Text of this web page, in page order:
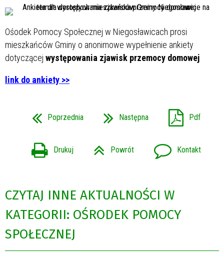
Ośodek Pomocy Społecznej w Niegosławicach prosi
mieszkańców Gminy o anonimowe wypełnienie ankiety
dotyczącej występowania zjawisk przemocy domowej
link do ankiety >>
Poprzednia Następna Pdf
Drukuj Powrót Kontakt
CZYTAJ INNE AKTUALNOŚCI W
KATEGORII: OŚRODEK POMOCY
SPOŁECZNEJ